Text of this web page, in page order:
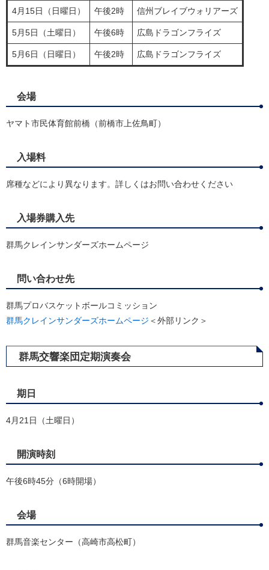
4月15日（日曜日） 午後2時 信州ブレイブウォリアーズ
5月5日（土曜日） 午後6時 広島ドラゴンフライズ
5月6日（日曜日） 午後2時 広島ドラゴンフライズ
会場
ヤマト市民体育館前橋（前橋市上佐鳥町）
入場料
席種などにより異なります。詳しくはお問い合わせください
入場券購入先
群馬クレインサンダーズホームページ
問い合わせ先
群馬プロバスケットボールコミッション
群馬クレインサンダーズホームページ ＜外部リンク＞
群馬交響楽団定期演奏会
期日
4月21日（土曜日）
開演時刻
午後6時45分（6時開場）
会場
群馬音楽センター（高崎市高松町）